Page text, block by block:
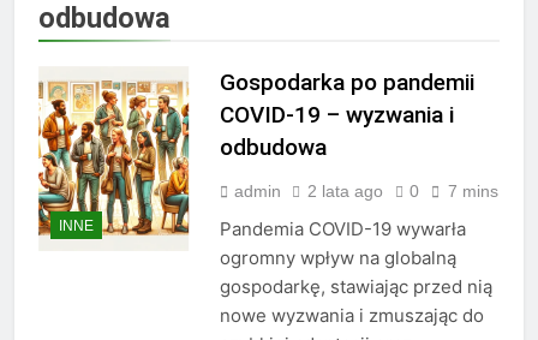
odbudowa
INNE
Gospodarka po pandemii
COVID-19 – wyzwania i
odbudowa
admin 2 lata ago 0 7 mins
Pandemia COVID-19 wywarła
ogromny wpływ na globalną
gospodarkę, stawiając przed nią
nowe wyzwania i zmuszając do